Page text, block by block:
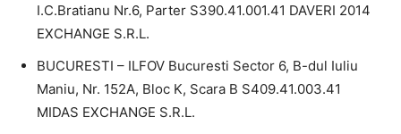
I.C.Bratianu Nr.6, Parter S390.41.001.41 DAVERI 2014
EXCHANGE S.R.L.
BUCURESTI – ILFOV Bucuresti Sector 6, B-dul Iuliu
Maniu, Nr. 152A, Bloc K, Scara B S409.41.003.41
MIDAS EXCHANGE S.R.L.